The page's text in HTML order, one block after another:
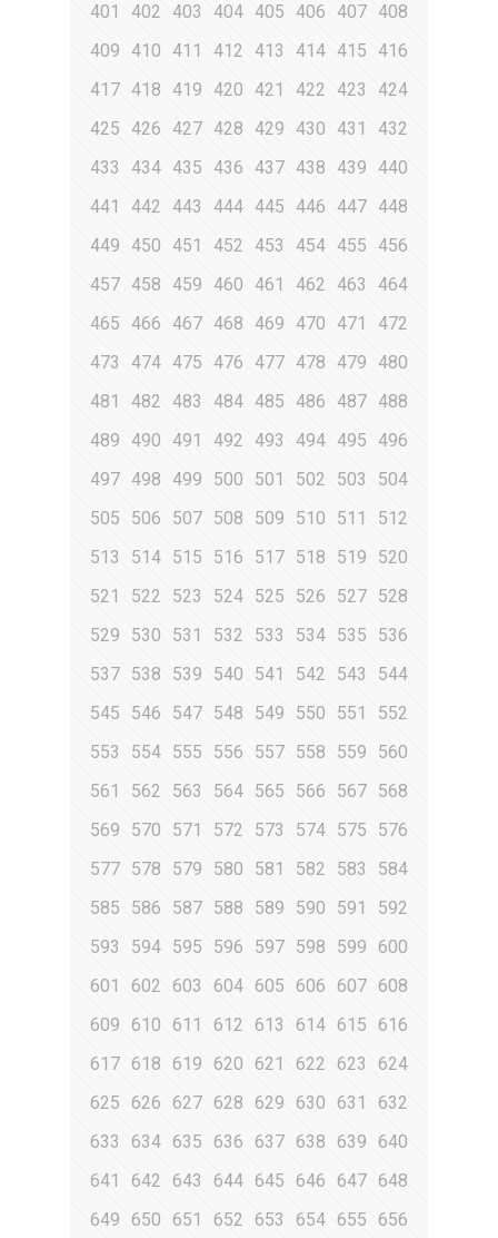
401 402 403 404 405 406 407 408
409
410 411 412 413 414 415
416
417 418 419 420 421 422 423
424
425
426 427 428 429 430 431
432
433
434 435 436 437 438 439
440
441
442 443 444 445 446 447 448
449
450 451 452 453 454 455
456
457 458 459 460 461 462 463
464
465
466 467 468 469 470 471
472
473
474 475 476 477 478 479
480
481
482 483 484 485 486 487 488
489
490 491 492 493 494 495
496
497 498 499 500 501 502 503
504
505
506 507 508 509 510 511
512
513
514 515 516 517 518 519
520
521
522 523 524 525 526 527 528
529
530 531 532 533 534 535
536
537 538 539 540 541 542 543
544
545
546 547 548 549 550 551
552
553
554 555 556 557 558 559
560
561
562 563 564 565 566 567 568
569
570 571 572 573 574 575
576
577 578 579 580 581 582 583
584
585
586 587 588 589 590 591
592
593
594 595 596 597 598 599
600
601
602 603 604 605 606 607 608
609
610 611 612 613 614 615
616
617 618 619 620 621 622 623
624
625
626 627 628 629 630 631
632
633
634 635 636 637 638 639 640
641
642 643 644 645 646 647 648
649
650 651 652 653 654 655 656